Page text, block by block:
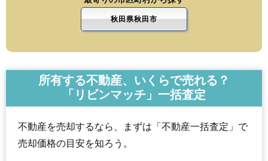
秋田県秋田市
所有する不動産、いくらで売れる？
「リビンマッチ」一括査定
不動産を売却するなら、まずは「不動産一括査定」で
売却価格の目安を知ろう。